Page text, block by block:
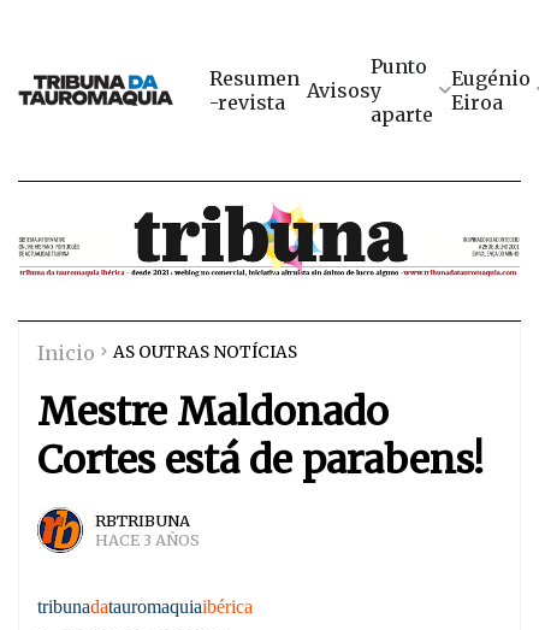
Resumen
-revista
Avisos
Punto
y
aparte
Eugénio
Eiroa
Inicio AS OUTRAS NOTÍCIAS
Mestre Maldonado
Cortes está de parabens!
RBTRIBUNA
HACE 3 AÑOS
tribunadatauromaquiaibérica